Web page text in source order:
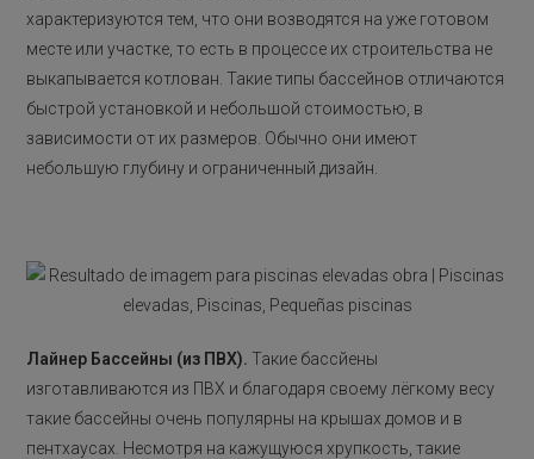
характеризуются тем, что они возводятся на уже готовом
месте или участке, то есть в процессе их строительства не
выкапывается котлован. Такие типы бассейнов отличаются
быстрой установкой и небольшой стоимостью, в
зависимости от их размеров. Обычно они имеют
небольшую глубину и ограниченный дизайн.
Лайнер Бассейны (из ПВХ). Такие бассйены
изготавливаются из ПВХ и благодаря своему лёгкому весу
такие бассейны очень популярны на крышах домов и в
пентхаусах. Несмотря на кажущуюся хрупкость, такие